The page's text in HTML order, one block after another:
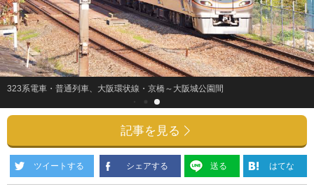
323系電車・普通列車、大阪環状線・京橋～大阪城公園間
記事を見る
ツイートする シェアする 送る はてな